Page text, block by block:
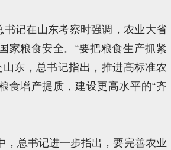
书记在山东考察时强调，农业大省
家粮食安全。“要把粮食生产抓紧
山东，总书记指出，推进高标准农
食增产提质，建设更高水平的“齐
，总书记进一步指出，要完善农业